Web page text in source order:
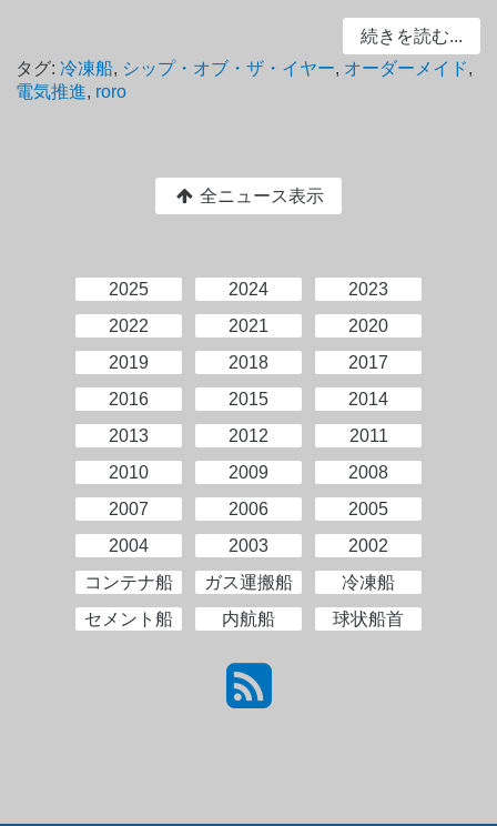
続きを読む...
タグ:冷凍船, シップ・オブ・ザ・イヤー, オーダーメイド,
電気推進, roro
全ニュース表示
2025 2024
2023
2022
2021
2020
2019
2018
2017
2016
2015
2014
2013
2012
2011
2010
2009
2008
2007
2006
2005
2004
2003
2002
コンテナ船
ガス運搬船
冷凍船
セメント船
内航船 球状船首